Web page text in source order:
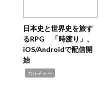
日本史と世界史を旅す
るRPG 「時渡り」、
iOS/Androidで配信開
始
カルチャー